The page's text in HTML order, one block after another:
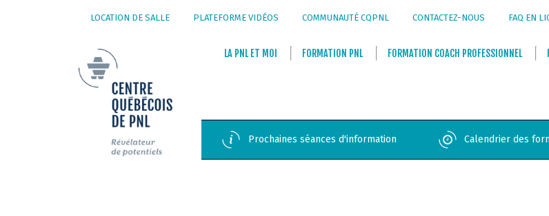
LOCATION DE SALLE PLATEFORME VIDÉOS COMMUNAUTÉ CQPNL CONTACTEZ-NOUS FAQ EN
LA PNL ET MOI FORMATION PNL FORMATION COACH PROFESSIONNEL
Prochaines séances d'information Calendrier des